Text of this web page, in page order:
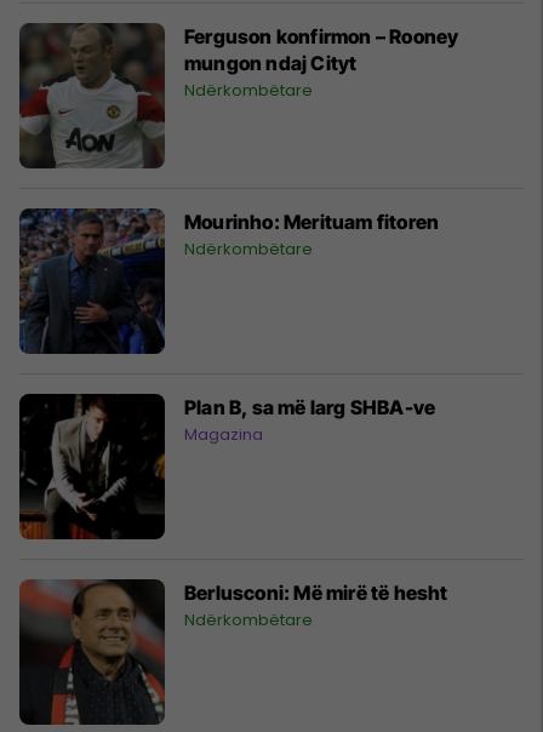
Ferguson konfirmon – Rooney
mungon ndaj Cityt
Ndërkombëtare
Mourinho: Merituam fitoren
Ndërkombëtare
Plan B, sa më larg SHBA-ve
Magazina
Berlusconi: Më mirë të hesht
Ndërkombëtare